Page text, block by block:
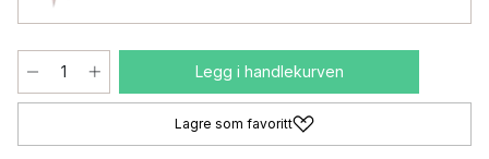
Legg i handlekurven
Lagre som favoritt